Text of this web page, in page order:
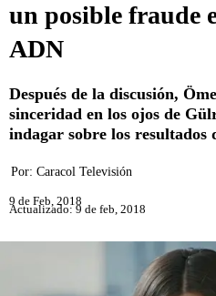
un posible fraude
ADN
Después de la discusión,
sinceridad en los ojos de
indagar sobre los resultados
Por: Caracol Televisión
9 de Feb, 2018
Actualizado: 9 de feb, 2018